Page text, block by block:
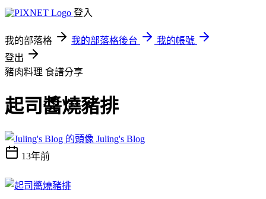
登入
我的部落格 我的部落格後台
我的帳號
登出
豬肉料理 食譜分享
起司醬燒豬排
Juling's Blog
13年前